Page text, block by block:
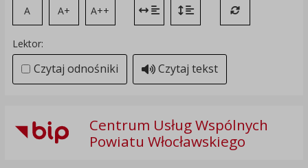
A
A+ A++ Zmień odstęp między literami
Zmień interlinię i margines
Przywróć
Lektor:
Czytaj odnośniki Czytaj tekst
Centrum Usług Wspólnych
Powiatu Włocławskiego